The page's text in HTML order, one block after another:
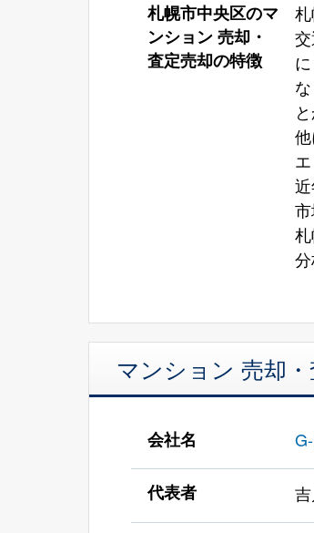
札幌市中央区のマ
ンション 売却・
査定売却の特徴
マンション 売却
会社名
代表者